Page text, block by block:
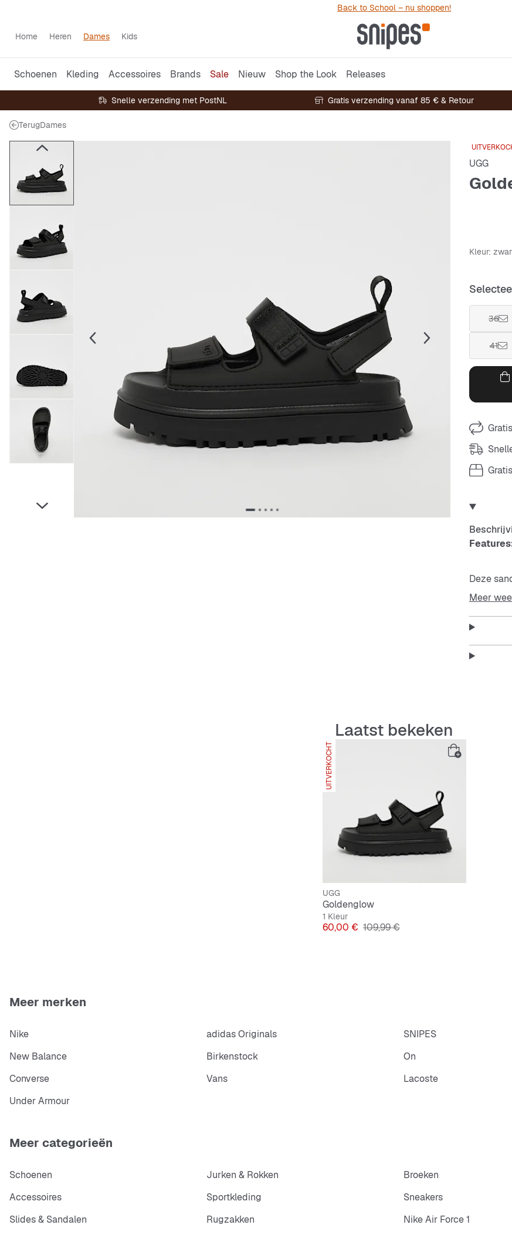
Back to School – nu shoppen!
Home Heren Dames Kids
Schoenen Kleding Accessoires Brands Sale Nieuw Shop the Look Releases
Snelle verzending met PostNL Gratis verzending vanaf 85 € & Retour
TerugDames
UGG
Kleur:
36
41
Deze
pasvorm.
stevig
goed zit,
Features:
Meer
Laatst bekeken
UITVERKOCHT
UGG
Goldenglow
1 Kleur
Prijs
60,00 € Originele Prijs
109,99 €
Meer merken
Nike adidas Originals SNIPES
New Balance
Birkenstock On
Converse
Vans Lacoste
Under Armour
Meer categorieën
Schoenen Jurken & Rokken Broeken
Accessoires
Sportkleding Sneakers
Slides & Sandalen
Rugzakken Nike Air Force 1